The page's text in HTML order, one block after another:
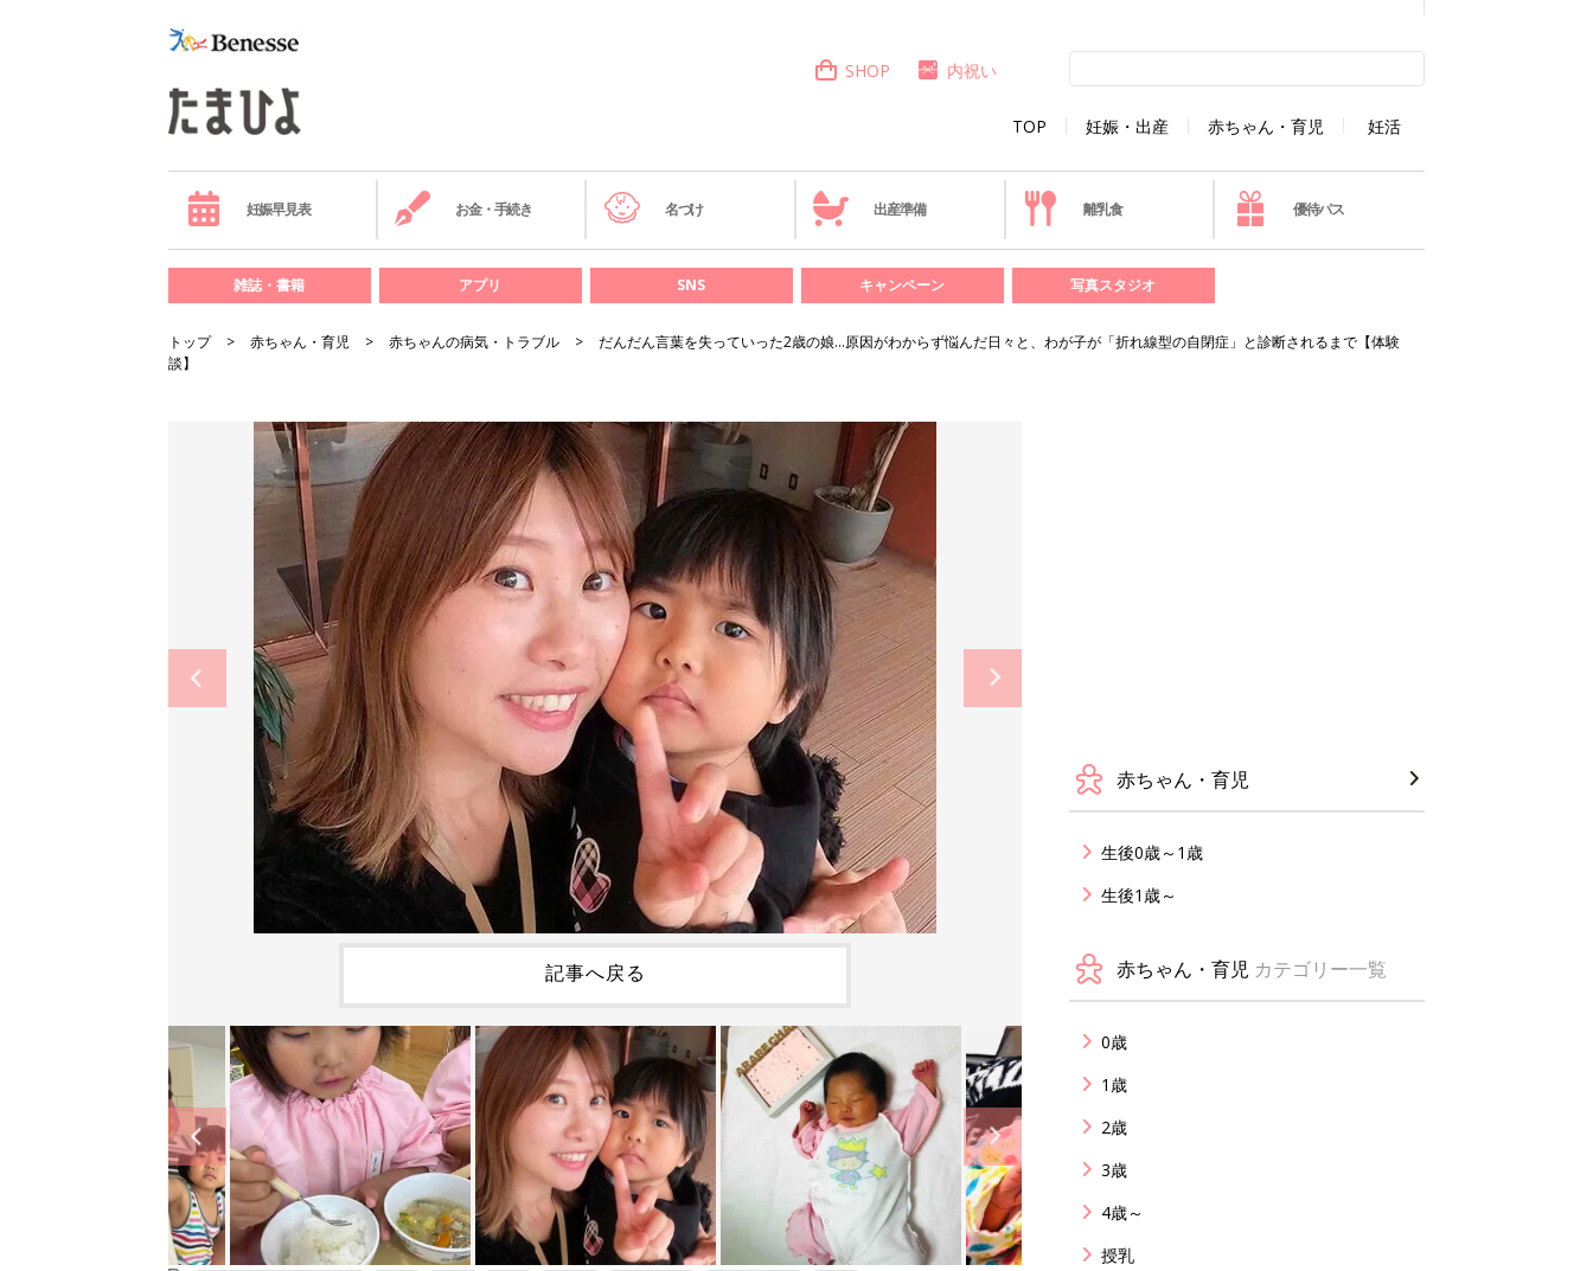
TOP 妊娠・出産 赤ちゃん・育児 妊活
SHOP 内祝い
妊娠早見表 お金・手続き 名づけ 出産準備 離乳食 優待パス
雑誌・書籍 アプリ SNS キャンペーン 写真スタジオ
トップ 赤ちゃん・育児 赤ちゃんの病気・トラブル
だんだん言葉を失っていった2歳の娘…原因がわからず悩んだ日々と、わが子が「折れ線型の自閉症」と診断されるまで【体験
談】
記事へ戻る
赤ちゃん・育児
生後0歳～1歳
生後1歳～
赤ちゃん・育児 カテゴリー一覧
0歳
1歳
2歳
3歳
4歳～
授乳